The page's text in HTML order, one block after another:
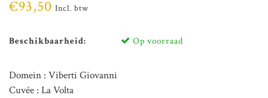
€93,50 Incl. btw
Beschikbaarheid: Op voorraad
Domein : Viberti Giovanni
Cuvée : La Volta